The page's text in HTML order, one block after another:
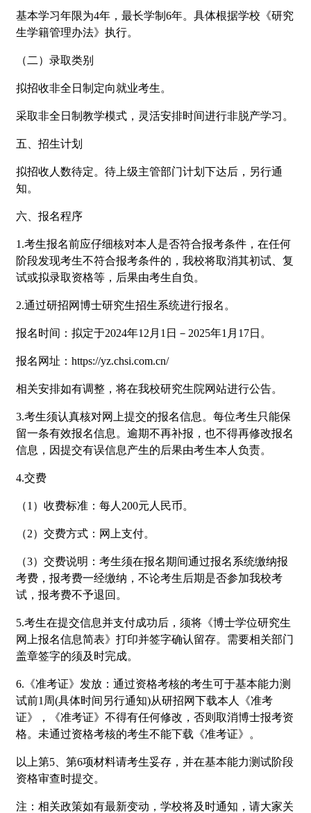
基本学习年限为4年，最长学制6年。具体根据学校《研究
生学籍管理办法》执行。
（二）录取类别
拟招收非全日制定向就业考生。
采取非全日制教学模式，灵活安排时间进行非脱产学习。
五、招生计划
拟招收人数待定。待上级主管部门计划下达后，另行通
知。
六、报名程序
1.考生报名前应仔细核对本人是否符合报考条件，在任何
阶段发现考生不符合报考条件的，我校将取消其初试、复
试或拟录取资格等，后果由考生自负。
2.通过研招网博士研究生招生系统进行报名。
报名时间：拟定于2024年12月1日－2025年1月17日。
报名网址：https://yz.chsi.com.cn/
相关安排如有调整，将在我校研究生院网站进行公告。
3.考生须认真核对网上提交的报名信息。每位考生只能保
留一条有效报名信息。逾期不再补报，也不得再修改报名
信息，因提交有误信息产生的后果由考生本人负责。
4.交费
（1）收费标准：每人200元人民币。
（2）交费方式：网上支付。
（3）交费说明：考生须在报名期间通过报名系统缴纳报
考费，报考费一经缴纳，不论考生后期是否参加我校考
试，报考费不予退回。
5.考生在提交信息并支付成功后，须将《博士学位研究生
网上报名信息简表》打印并签字确认留存。需要相关部门
盖章签字的须及时完成。
6.《准考证》发放：通过资格考核的考生可于基本能力测
试前1周(具体时间另行通知)从研招网下载本人《准考
证》，《准考证》不得有任何修改，否则取消博士报考资
格。未通过资格考核的考生不能下载《准考证》。
以上第5、第6项材料请考生妥存，并在基本能力测试阶段
资格审查时提交。
注：相关政策如有最新变动，学校将及时通知，请大家关